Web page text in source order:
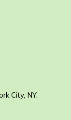
City, NY,